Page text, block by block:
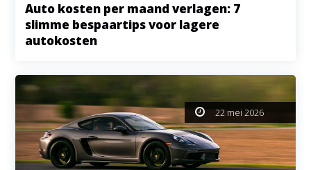
Auto kosten per maand verlagen: 7
slimme bespaartips voor lagere
autokosten
22 mei 2026